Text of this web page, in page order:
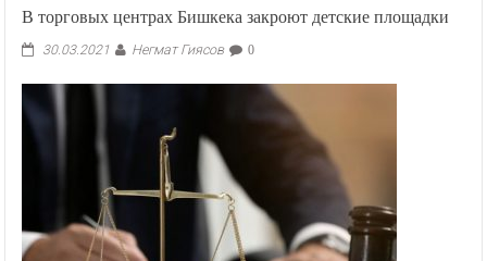
В торговых центрах Бишкека закроют детские площадки
30.03.2021 Негмат Гиясов 0